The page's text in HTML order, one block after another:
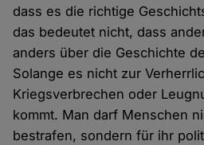
dass es die richtige
das bedeutet nicht, dass
anders über die Geschichte
Solange es nicht zur
Kriegsverbrechen oder
kommt. Man darf Menschen
bestrafen, sondern für ihr